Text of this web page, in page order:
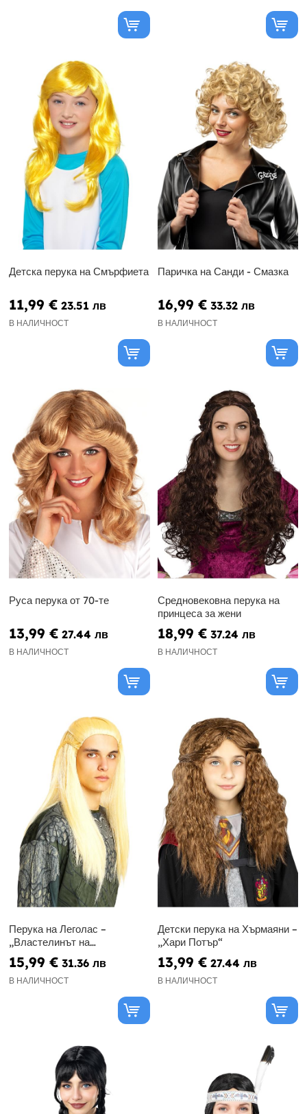
Детска перука на Смърфиета
11,99 € 23.51 лв
В НАЛИЧНОСТ
Паричка на Санди - Смазка
16,99 € 33.32 лв
В НАЛИЧНОСТ
Руса перука от 70-те
13,99 € 27.44 лв
В НАЛИЧНОСТ
Средновековна перука на
принцеса за жени
18,99 € 37.24 лв
В НАЛИЧНОСТ
Перука на Леголас –
„Властелинът на
пръстените“
15,99 € 31.36 лв
В НАЛИЧНОСТ
Детски перука на Хърмаяни –
„Хари Потър“
13,99 € 27.44 лв
В НАЛИЧНОСТ